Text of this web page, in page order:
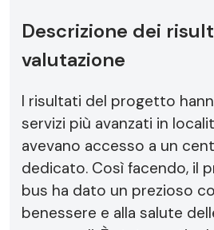
Descrizione dei
valutazione
I risultati del progetto
servizi più avanzati in
avevano accesso a un
dedicato. Così facendo, il
bus ha dato un prezioso
benessere e alla salute